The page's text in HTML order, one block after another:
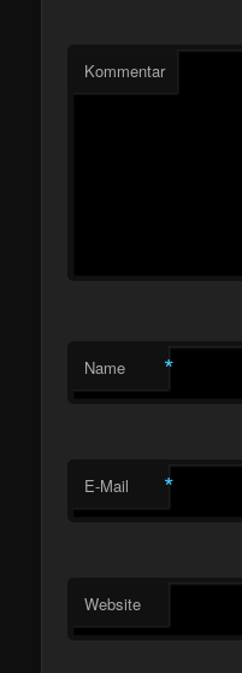
Kommentar
Name *
E-Mail *
Website